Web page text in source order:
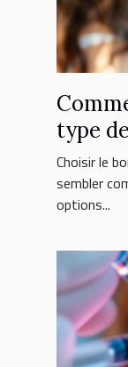
type
vous ?
Choisir le
sembler
options...